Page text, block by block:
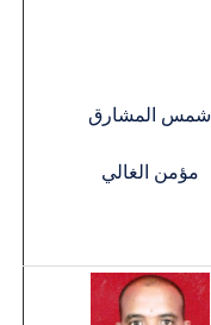
شمس المشارق
مؤمن الغالي